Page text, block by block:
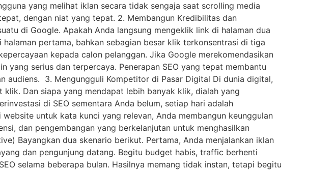
yang melihat iklan secara tidak sengaja saat scrolling media
dengan niat yang tepat. 2. Membangun Kredibilitas dan
di Google. Apakah Anda langsung mengeklik link di halaman dua
pertama, bahkan sebagian besar klik terkonsentrasi di tiga
kepada calon pelanggan. Jika Google merekomendasikan
serius dan terpercaya. Penerapan SEO yang tepat membantu
audiens. 3. Mengungguli Kompetitor di Pasar Digital Di dunia digital,
Dan siapa yang mendapat lebih banyak klik, dialah yang
di SEO sementara Anda belum, setiap hari adalah
untuk kata kunci yang relevan, Anda membangun keunggulan
dan pengembangan yang berkelanjutan untuk menghasilkan
Bayangkan dua skenario berikut. Pertama, Anda menjalankan iklan
dan pengunjung datang. Begitu budget habis, traffic berhenti
selama beberapa bulan. Hasilnya memang tidak instan, tetapi begitu